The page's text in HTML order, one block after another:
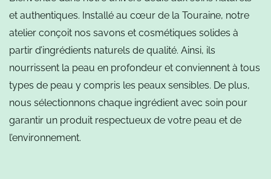
et authentiques. Installé au cœur de la Touraine, notre
atelier conçoit nos savons et cosmétiques solides à
partir d’ingrédients naturels de qualité. Ainsi, ils
nourrissent la peau en profondeur et conviennent à tous
types de peau y compris les peaux sensibles. De plus,
nous sélectionnons chaque ingrédient avec soin pour
garantir un produit respectueux de votre peau et de
l’environnement.